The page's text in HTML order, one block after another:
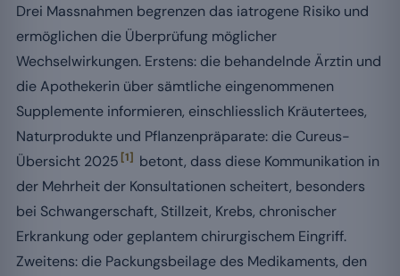
Drei Massnahmen begrenzen das iatrogene Risiko und
ermöglichen die Überprüfung möglicher
Wechselwirkungen. Erstens: die behandelnde Ärztin und
die Apothekerin über sämtliche eingenommenen
Supplemente informieren, einschliesslich Kräutertees,
Naturprodukte und Pflanzenpräparate: die Cureus-
Übersicht 2025 [1]
betont, dass diese Kommunikation in
der Mehrheit der Konsultationen scheitert, besonders
bei Schwangerschaft, Stillzeit, Krebs, chronischer
Erkrankung oder geplantem chirurgischem Eingriff.
Zweitens: die Packungsbeilage des Medikaments, den